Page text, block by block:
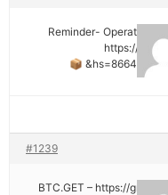
📦 Reminder- Operation
https://
#1239
🔉 + 1.417111 BTC.GET – https://